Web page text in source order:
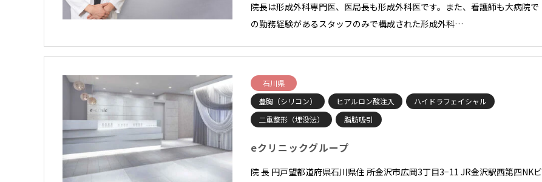
院長は形成外科専門医、医局長も形成外科医です。また、看護師も大病院で
の勤務経験があるスタッフのみで構成された形成外科…
石川県
豊胸（シリコン）
ヒアルロン酸注入
ハイドラフェイシャル
二重整形（埋没法）
脂肪吸引
eクリニックグループ
院 長 円戸望都道府県石川県住 所金沢市広岡3丁目3−11 JR金沢駅西第四NKビ